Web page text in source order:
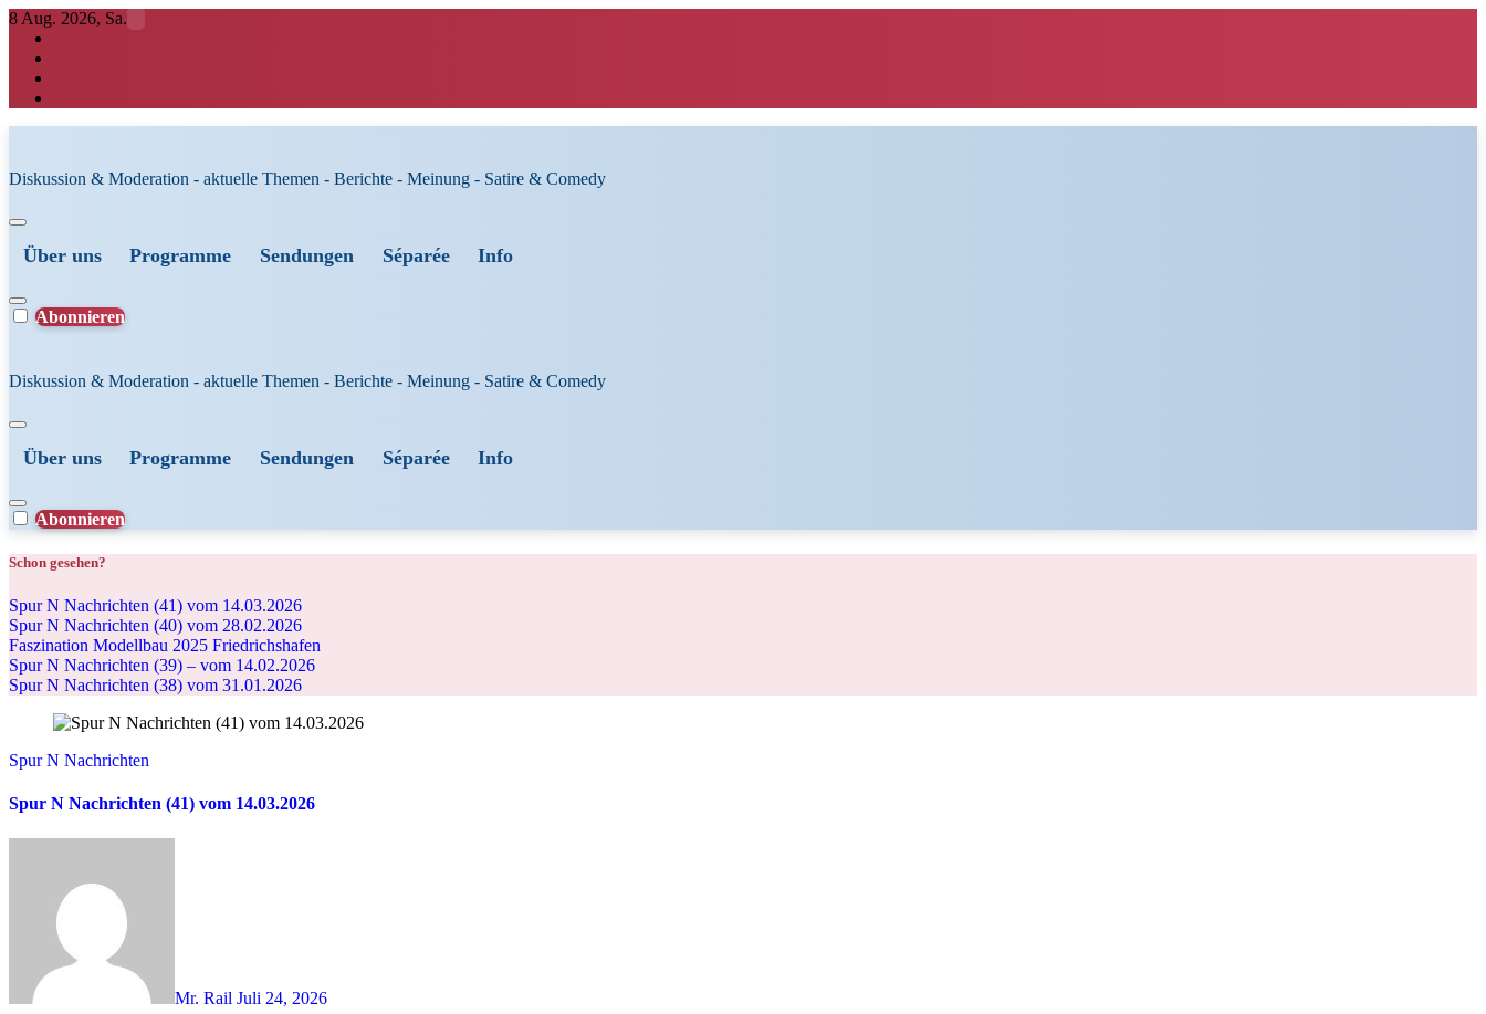
Zum
Inhalt
springen
8 Aug. 2026, Sa.
Diskussion & Moderation - aktuelle Themen - Berichte - Meinung - Satire & Comedy
Über uns Programme Sendungen Séparée Info
Abonnieren
Diskussion & Moderation - aktuelle Themen - Berichte - Meinung - Satire & Comedy
Über uns Programme Sendungen Séparée Info
Abonnieren
Schon gesehen?
Spur N Nachrichten (41) vom 14.03.2026
Spur N Nachrichten (40) vom 28.02.2026
Faszination Modellbau 2025 Friedrichshafen
Spur N Nachrichten (39) – vom 14.02.2026
Spur N Nachrichten (38) vom 31.01.2026
Spur N Nachrichten
Spur N Nachrichten (41) vom 14.03.2026
Mr. Rail Juli 24, 2026